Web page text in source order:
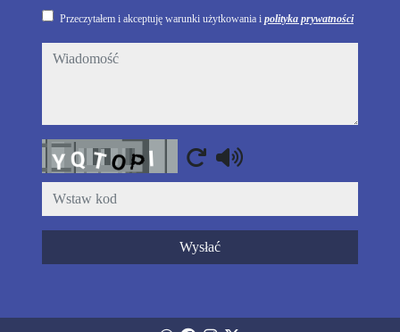
Przeczytałem i akceptuję warunki użytkowania i polityka prywatności
wiadomość
Captcha
Wysłać